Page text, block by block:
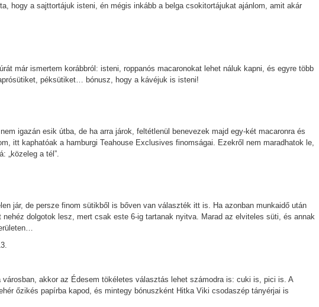
hogy a sajttortájuk isteni, én mégis inkább a belga csokitortájukat ajánlom, amit akár
már ismertem korábbról: isteni, roppanós macaronokat lehet náluk kapni, és egyre több
péksütiket… bónusz, hogy a kávéjuk is isteni!
igazán esik útba, de ha arra járok, feltétlenül benevezek majd egy-két macaronra és
itt kaphatóak a hamburgi Teahouse Exclusives finomságai. Ezekről nem maradhatok le,
„közeleg a tél”.
jár, de persze finom sütikből is bőven van választék itt is. Ha azonban munkaidő után
dolgotok lesz, mert csak este 6-ig tartanak nyitva. Marad az elviteles süti, és annak
városban, akkor az Édesem tökéletes választás lehet számodra is: cuki is, pici is. A
őzikés papírba kapod, és mintegy bónuszként Hitka Viki csodaszép tányérjai is